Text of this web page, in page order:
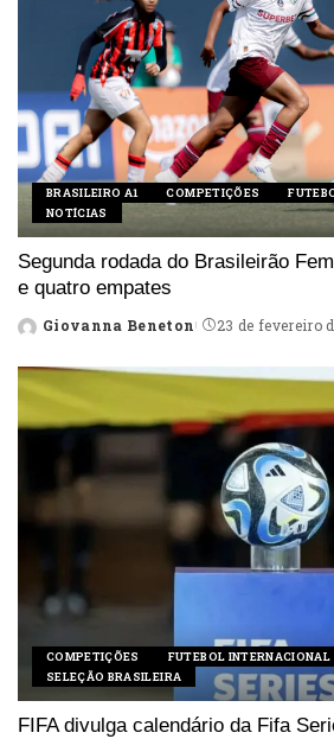
BRASILEIRO A1 COMPETIÇÕES
NOTÍCIAS
Segunda rodada do Brasileirão
e quatro empates
Posted
Giovanna Beneton 23 de fevereiro
COMPETIÇÕES FUTEBOL INTERNACIONAL
SELEÇÃO BRASILEIRA
FIFA divulga calendário da Fifa